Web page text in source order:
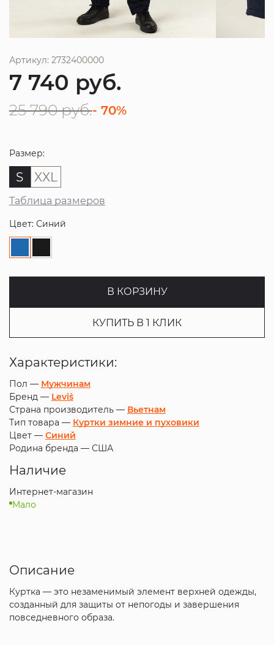
Артикул: 2732400000
7 740 руб.
25 790 руб.- 70%
Размер:
S XXL
Таблица размеров
Цвет: Синий
В КОРЗИНУ
КУПИТЬ В 1 КЛИК
Характеристики:
Пол — Мужчинам
Бренд — Levi`s
Страна производитель — Вьетнам
Тип товара — Куртки зимние и пуховики
Цвет — Синий
Родина бренда — США
Наличие
Интернет-магазин
Мало
Описание
Куртка — это незаменимый элемент верхней одежды,
созданный для защиты от непогоды и завершения
повседневного образа.